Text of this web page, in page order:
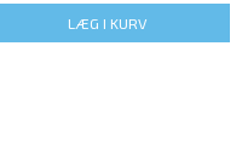
LÆG I KURV